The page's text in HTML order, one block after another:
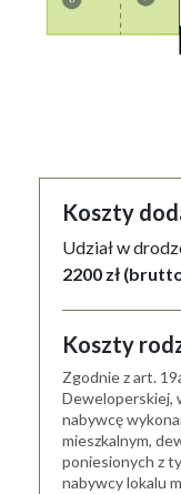
Koszty
Udział w
2200 zł
Koszty
Zgodnie z art.
Deweloperskiej,
nabywcę
mieszkalnym,
poniesionych z
nabywcy lokalu